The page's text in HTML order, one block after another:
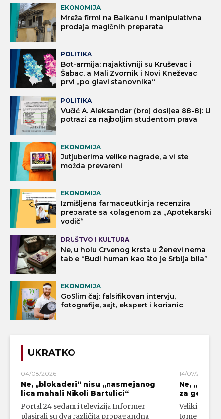
EKONOMIJA
Mreža firmi na Balkanu i manipulativna
prodaja magičnih preparata
POLITIKA
Bot-armija: najaktivniji su Kruševac i
Šabac, a Mali Zvornik i Novi Kneževac
prvi „po glavi stanovnika“
POLITIKA
Vučić A. Aleksandar (broj dosijea 88-8): U
potrazi za najboljim studentom prava
EKONOMIJA
Jutjuberima velike nagrade, a vi ste
možda prevareni
EKONOMIJA
Izmišljena farmaceutkinja recenzira
preparate sa kolagenom za „Apotekarski
vodič“
DRUŠTVO I KULTURA
Ne, u holu Crvenog krsta u Ženevi nema
table “Budi human kao što je Srbija bila”
EKONOMIJA
GoSlim čaj: falsifikovan intervju,
fotografije, sajt, ekspert i korisnici
UKRATKO
04/08/2026
Ne, „blokaderi“ nisu „nasmejanog
lica mahali Nikoli Bartulici“
Portal 24 sedam i televizija Informer
plasirali su dva različita propagandna
14/07/2026
Ne,
za
Veliki broj
tome da su